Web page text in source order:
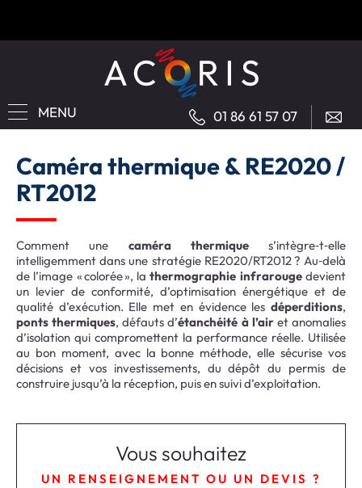
01 86 61 57 07
MENU
Caméra thermique & RE2020 /
RT2012
Comment une caméra thermiques’intègre‑t‑elle
intelligemment dans une stratégie RE2020/RT2012 ? Au‑delà
de l’image « colorée », lathermographie infrarougedevient
un levier de conformité, d’optimisation énergétique et de
qualité d’exécution. Elle met en évidence les déperditions,
ponts thermiques, défauts d’étanchéité à l’airet anomalies
d’isolation qui compromettent la performance réelle. Utilisée
au bon moment, avec la bonne méthode, elle sécurise vos
décisions et vos investissements, du dépôt du permis de
construire jusqu’à la réception, puis en suivi d’exploitation.
Vous souhaitez
UN RENSEIGNEMENT OU UN DEVIS ?